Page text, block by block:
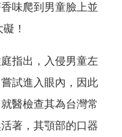
味爬到男童臉上並
！
指出，入侵男童左
試進入眼內，因此
醫檢查其為台灣常
著，其顎部的口器